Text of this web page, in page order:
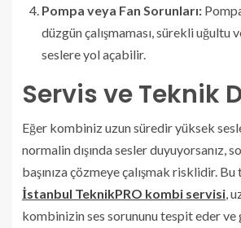
Pompa veya Fan Sorunları:
düzgün çalışmaması, sürekli uğultu
seslere yol açabilir.
Servis ve Teknik
Eğer kombiniz uzun süredir yüksek
normalin dışında sesler duyuyorsanız,
başınıza çözmeye çalışmak risklidir.
İstanbul TeknikPRO kombi servisi ,
kombinizin ses sorununu tespit eder